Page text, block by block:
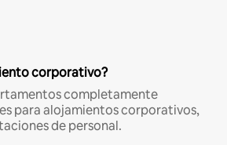
corporativo?
completamente
para alojamientos corporativos,
de personal.